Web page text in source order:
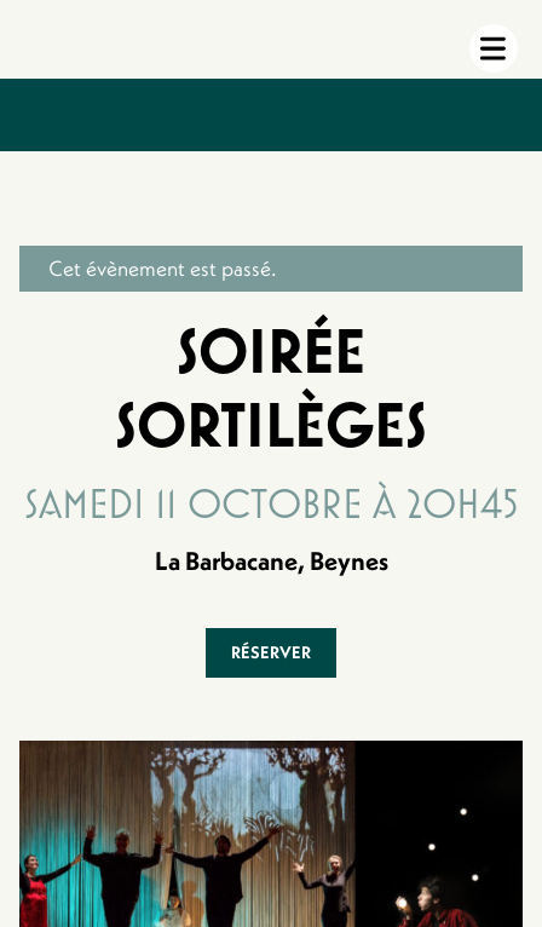
Cet évènement est passé.
SOIRÉE
SORTILÈGES
SAMEDI 11 OCTOBRE À 20H45
La Barbacane, Beynes
RÉSERVER